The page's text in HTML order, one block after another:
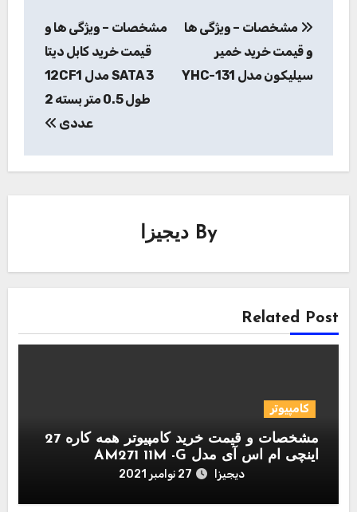
نوشته
مشخصات – ویژگی ها
و قیمت خرید خمیر
سیلیکون مدل YHC-131
مشخصات – ویژگی ها و
قیمت خرید کابل دیتا
SATA 3 مدل 12CF1
طول 0.5 متر بسته 2
عددی
By دیجیزا
Related Post
کامپیوتر
مشخصات و قیمت خرید کامپیوتر همه کاره 27
اینچی ام اس آی مدل AM271 11M -G
دیجیزا 27 نوامبر 2021